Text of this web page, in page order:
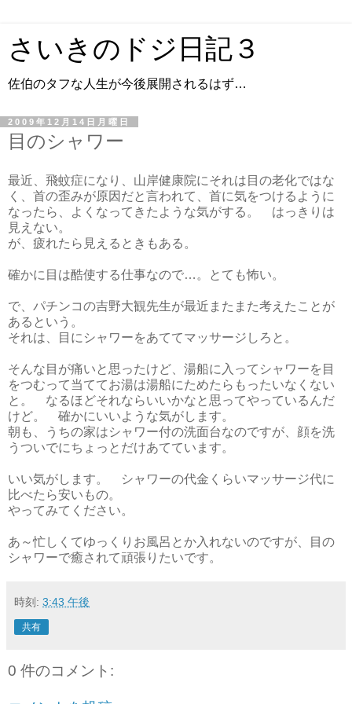
さいきのドジ日記３
佐伯のタフな人生が今後展開されるはず…
2009年12月14日月曜日
目のシャワー
最近、飛蚊症になり、山岸健康院にそれは目の老化ではな
く、首の歪みが原因だと言われて、首に気をつけるように
なったら、よくなってきたような気がする。 はっきりは
見えない。
が、疲れたら見えるときもある。
確かに目は酷使する仕事なので…。とても怖い。
で、パチンコの吉野大観先生が最近またまた考えたことが
あるという。
それは、目にシャワーをあててマッサージしろと。
そんな目が痛いと思ったけど、湯船に入ってシャワーを目
をつむって当ててお湯は湯船にためたらもったいなくない
と。 なるほどそれならいいかなと思ってやっているんだ
けど。 確かにいいような気がします。
朝も、うちの家はシャワー付の洗面台なのですが、顔を洗
うついでにちょっとだけあてています。
いい気がします。 シャワーの代金くらいマッサージ代に
比べたら安いもの。
やってみてください。
あ～忙しくてゆっくりお風呂とか入れないのですが、目の
シャワーで癒されて頑張りたいです。
時刻: 3:43 午後
共有
0 件のコメント: